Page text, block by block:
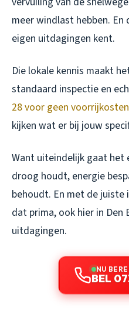
meer windlast hebben.
eigen uitdagingen kent.
Die lokale kennis maakt
standaard inspectie en
28 voor geen voorrijkosten
kijken wat er bij jouw
Want uiteindelijk gaat het
droog houdt, energie
behoudt. En met de
dat prima, ook hier in Den
uitdagingen.
NU
BEL